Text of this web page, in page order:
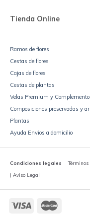
Tienda Online
Ramos de flores
Cestas de flores
Cajas de flores
Cestas de plantas
Velas Premium y
Composiciones preservadas y
Plantas
Ayuda Envios a domicilio
Condiciones legales
| Aviso Legal